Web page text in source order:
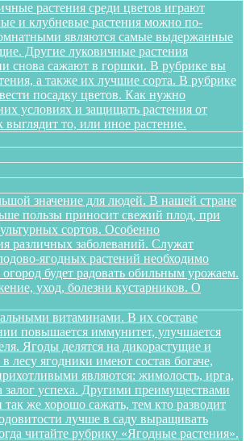
растения среди цветов играют
и клубневые растения можно по-
являются самые выдержанные
Другие луковичные растения
снова сажают в горшки. В рубрике вы
а также их лучшие сорта. В рубрике
посадку цветов. Как нужно
условиях и защищать растения от
то, или иное растение.
значение для людей. В нашей стране
пользы приносит свежий плод, при
сортов. Особенно
различных заболеваний. Служат
ягодных растений необходимо
будет радовать обильным урожаем.
уход, болезни кустарников. О
витаминами. В их составе
повышается иммунитет, улучшается
Ягоды делятся на дикорастущие и
лесу ягодники имеют состав богаче,
являются: жимолость, ирга,
успеха. Другими преимуществами
же хорошо сажать, тем кто разводит
лучше в саду выращивать
читайте рубрику «Ягодные растения».